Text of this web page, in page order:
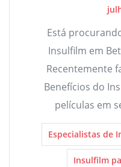
Está
Insulfilm em
Recentemente
Benefícios do
películas em
Especialistas de
Insulfilm